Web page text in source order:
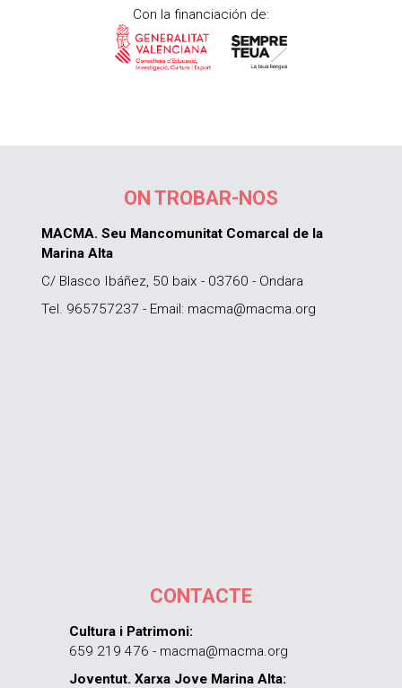
Con la financiación de:
ON TROBAR-NOS
MACMA. Seu Mancomunitat Comarcal de la
Marina Alta
C/ Blasco Ibáñez, 50 baix - 03760 - Ondara
Tel. 965757237 - Email: macma@macma.org
CONTACTE
Cultura i Patrimoni:
659 219 476 - macma@macma.org
Joventut. Xarxa Jove Marina Alta: